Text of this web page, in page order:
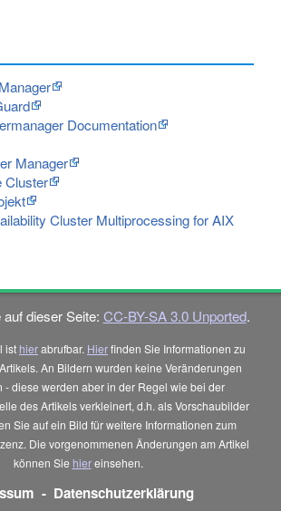
Documentation
Manager
Cluster
Cluster Multiprocessing for AIX
dieser Seite: CC-BY-SA 3.0 Unported.
ist hierabrufbar. Hierfinden Sie Informationen zu
An Bildern wurden keine Veränderungen
- diese werden aber in der Regel wie bei der
des Artikels verkleinert, d.h. als Vorschaubilder
Sie auf ein Bild für weitere Informationen zum
Die vorgenommenen Änderungen am Artikel
können Sie hiereinsehen.
- Datenschutzerklärung